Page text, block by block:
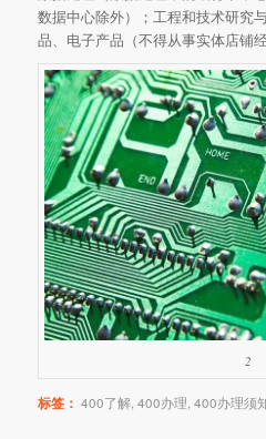
数据中心除外）；工程和技术研究
品、电子产品（不得从事实体店铺经
2
标签： 400了解, 400办理 400办理须